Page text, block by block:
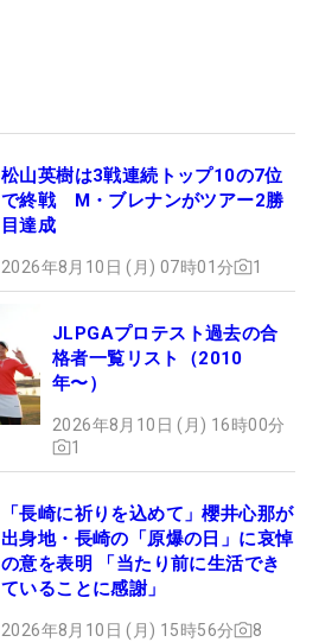
松山英樹は3戦連続トップ10の7位
で終戦 M・ブレナンがツアー2勝
目達成
2026年8月10日 (月) 07時01分 1
JLPGAプロテスト過去の合
格者一覧リスト（2010
年〜）
2026年8月10日 (月) 16時00分
1
「長崎に祈りを込めて」櫻井心那が
出身地・長崎の「原爆の日」に哀悼
の意を表明 「当たり前に生活でき
ていることに感謝」
2026年8月10日 (月) 15時56分 8